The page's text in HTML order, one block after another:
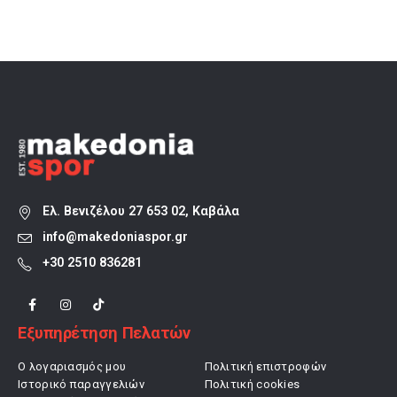
Ελ. Βενιζέλου 27 653 02, Καβάλα
info@makedoniaspor.gr
+30 2510 836281
Εξυπηρέτηση Πελατών
Ο λογαριασμός μου
Ιστορικό παραγγελιών
Πολιτική επιστροφών
Πολιτική cookies